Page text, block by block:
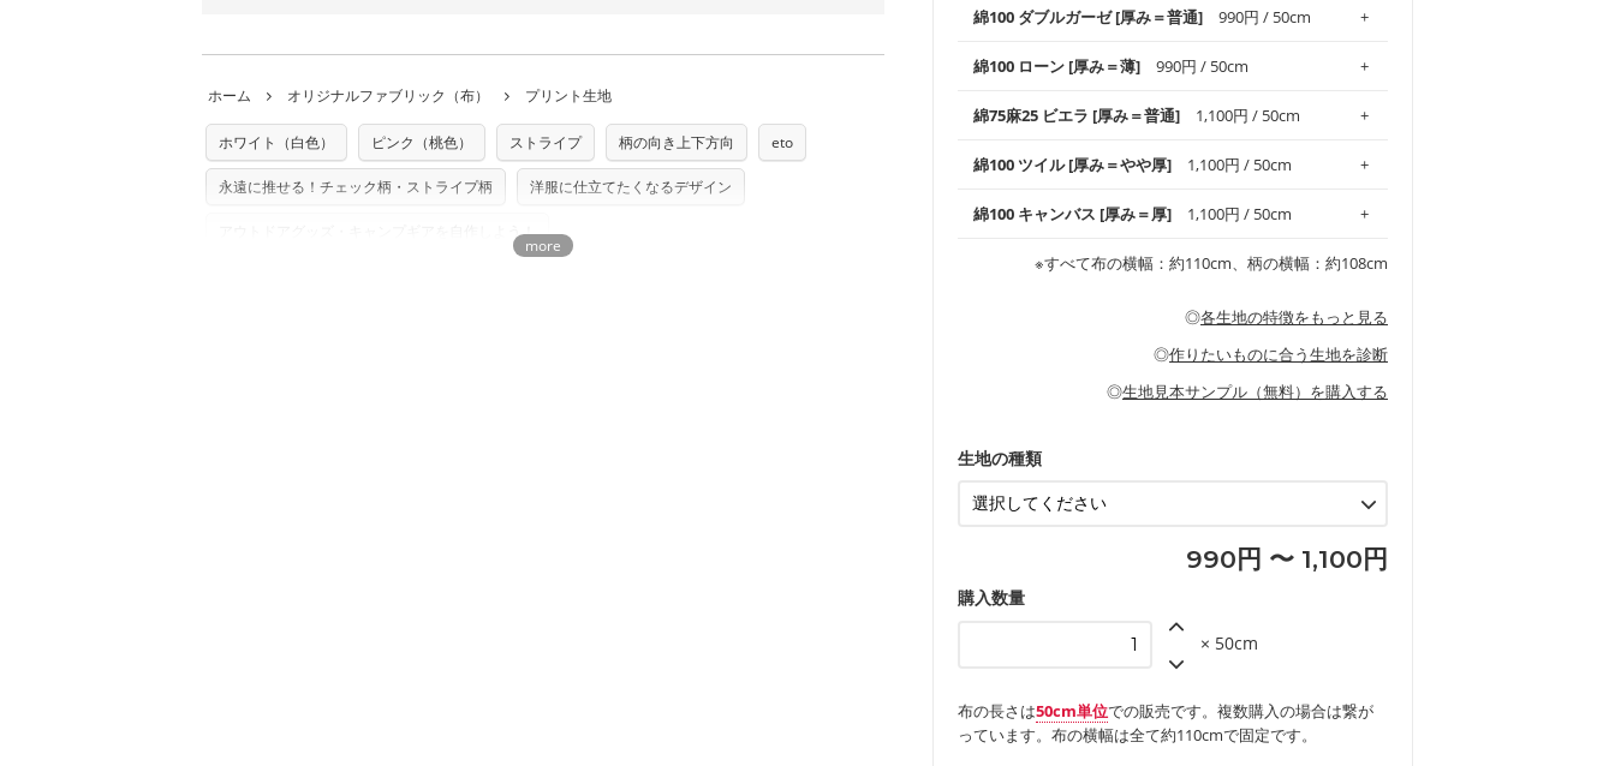
使いやすさNo.1！しなやかさと適度な張りを併せ持ち、
通気性の高さがオックス生地の特徴です。当サイトのオ
縫いやすいため、布小物全般にお使いいただけます。
※レッスンバッグ、上履き袋などの通園通学グッズには
などの布小物
・布団カバーなどの寝具、カーテン
・スカート、甚平などの子ども服
綿100 ダブルガーゼ [厚み＝普通] 990円 / 50cm
柔らかくふんわりとした肌触りが特徴です。ベビー用品
やハンカチなど直接肌に触れるアイテムに最適です。高
シーズンで活躍してくれます。
・スタイ、おくるみなどのベビーグッズ
・ブラウス、チュニック、ワンピースなどの洋服
綿100 ローン [厚み＝薄] 990円 / 50cm
上質で薄手の平織りの生地です。軽やかさとなめらかな
手触りの良さが魅力。透け感があるので、涼しげなトッ
・ブラウス、シャツ、チュニックなどのトップス
綿75麻25 ビエラ [厚み＝普通] 1,100円 / 50cm
コットン75％リネン25％の当店のビエラ生地は、オック
ス生地よりもふんわりとした柔らかい質感と適度な落ち
綿100 ツイル [厚み＝やや厚] 1,100円 / 50cm
綾織りの生地です。しっかりとした張りと厚みがありな
がらも柔らかいのが特徴です。生地の厚みは中厚手で
・レッスンバッグ、上履き袋などの通園通学グッズ
・カーテン、エプロン、テーブルクロスなどの暮らしの
・パンツ、タックスカートなどのボトムス
もっと詳しく見る
綿100 キャンバス [厚み＝厚] 1,100円 / 50cm
夫で高い耐久性があります。トートバッグ・ポーチ・ペ
ンケースなどの布小物、インテリア用品に向いていま
・インテリア用品
※すべて布の横幅：約110cm、柄の横幅：約108cm
◎各生地の特徴をもっと見る
◎作りたいものに合う生地を診断
◎生地見本サンプル（無料）を購入する
生地の種類
990円 〜 1,100円
購入数量
× 50cm
布の長さは50cm単位での販売です。複数購入の場合は繋が
っています。布の横幅は全て約110cmで固定です。
※カットを希望の方は備考欄に「50cmずつカット希望」などご記載ください（50cm
単位でのカットのみ）
◎ 各生地の詳細を見る
※万が一、検品時に不備が見つかった場合は、4～5営業日後の発送となる場合がござ
※土日祝は営業日に含まれません。
※配送日のご指定は承れません。出来上がり次第、順次発送いたします。
ていた色味と違う、などの理由での返品は承れません。予めご了承ください。
返品・交換対象の基準について詳しくは こちら
た記載も不要です。（製品化した際に起こる全ての問題、クレームにつきましては当
店及びnunocoto fabricは一切の責任を負いませんのでご了承ください）
※有料型紙（ホームソーイング型紙シリーズ）および柄がえらべるキットに付属された
型紙は商用利用できませんのでご注意ください。型紙自体の転用・販売および型紙を
ホーム オリジナルファブリック（布） プリント生地
ホワイト（白色） ピンク（桃色） ストライプ 柄の向き上下方向 eto
永遠に推せる！チェック柄・ストライプ柄 洋服に仕立てたくなるデザイン
アウトドアグッズ・キャンプギアを自作しよう！